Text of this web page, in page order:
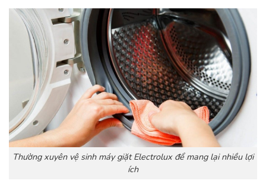
Thường xuyên vệ sinh máy giặt Electrolux để mang lại nhiều lợi
ích